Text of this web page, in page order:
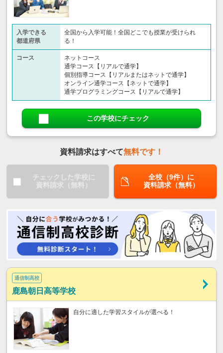
入学できる
都道府県
全国から入学可能！全国どこでも授業が受けられ
る！
コース
ネットコース
通学コース【リアルで通学】
個別指導コース【リアルまたはネットで通学】
オンライン通学コース【ネットで通学】
通学プログラミングコース【リアルで通学】
この学校にチェック
資料請求はすべて無料です！
チェックした学校に
資料請求（無料）
全校（9件）に
資料請求（無料）
通信制高校
鹿島朝日高等学校
自分に適した学習スタイルが選べる！